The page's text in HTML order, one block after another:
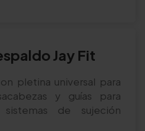
Jay Fit
pletina universal para
y guías para
de sujeción